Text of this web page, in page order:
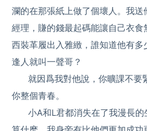
瀾的在那張紙上做了個壞人。我
經理，賺的錢最起碼能讓自己衣
西裝革履出入雅緻，誰知道他有
逢人就叫一聲哥？
就因爲我對他說，你曠課不要
你整個青春。
小A和L君都消失在了我漫長